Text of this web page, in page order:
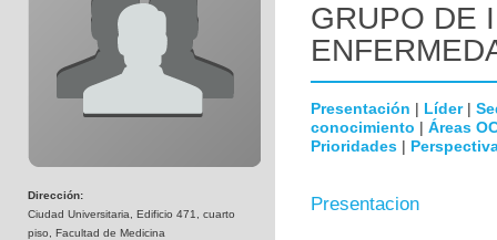
Dirección:
Ciudad Universitaria, Edificio 471, cuarto
piso, Facultad de Medicina
GRUPO DE
Presentación | Líder|
conocimiento | Áreas
Prioridades |
Presentacion